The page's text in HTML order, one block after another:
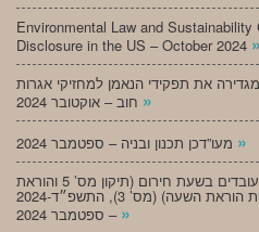
Environmental Law and
Disclosure in the US – October 2024 »
את תפקידי הנאמן למחזיקי אגרות
»
»
מעו”דכן יחסי עבודה – צו הגנה על עובדים בשעת חירום (תיקון מס’ 5 והוראת
שעה – חרבות ברזל) (הארכת תקופת הוראת השעה) (מס’ 3), התשפ״ד-2024
– ספטמבר 2024 »